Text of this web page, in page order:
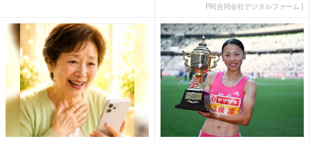
PR(合同会社デジタルファーム )